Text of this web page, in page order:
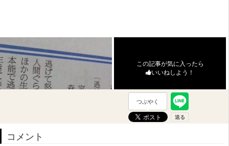
この記事が気に入ったら
いいねしよう！
つぶやく
コメント